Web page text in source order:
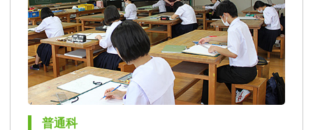
普通科